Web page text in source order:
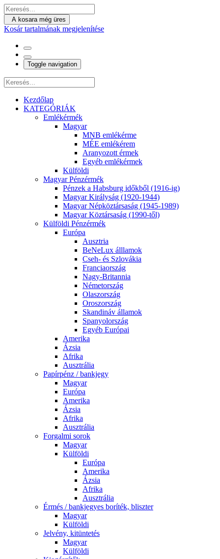
A kosara még üres
Kosár tartalmának megjelenítése
Toggle navigation
Kezdőlap
KATEGÓRIÁK
Emlékérmék
Magyar
MNB emlékérme
MÉE emlékérem
Aranyozott érmek
Egyéb emlékérmek
Külföldi
Magyar Pénzérmék
Pénzek a Habsburg időkből (1916-ig)
Magyar Királyság (1920-1944)
Magyar Népköztársaság (1945-1989)
Magyar Köztársaság (1990-től)
Külföldi Pénzérmék
Európa
Ausztria
BeNeLux álllamok
Cseh- és Szlovákia
Franciaország
Nagy-Britannia
Németország
Olaszország
Oroszország
Skandináv államok
Spanyolország
Egyéb Európai
Amerika
Ázsia
Afrika
Ausztrália
Papírpénz / bankjegy
Magyar
Európa
Amerika
Ázsia
Afrika
Ausztrália
Forgalmi sorok
Magyar
Külföldi
Európa
Amerika
Ázsia
Afrika
Ausztrália
Érmés / bankjegyes boríték, bliszter
Magyar
Külföldi
Jelvény, kitüntetés
Magyar
Külföldi